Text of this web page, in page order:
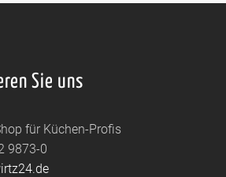
Sie uns
für Küchen-Profis
9873-0